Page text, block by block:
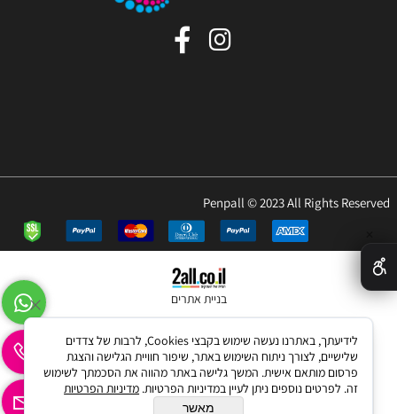
Penpall © 2023 All Rights Reserved
בניית אתרים
לידיעתך, באתרנו נעשה שימוש בקבצי Cookies, לרבות של צדדים
שלישיים, לצורך ניתוח השימוש באתר, שיפור חוויית הגלישה והצגת
פרסום מותאם אישית. המשך גלישה באתר מהווה את הסכמתך לשימוש
זה. לפרטים נוספים ניתן לעיין במדיניות הפרטיות. מדיניות הפרטיות
מאשר